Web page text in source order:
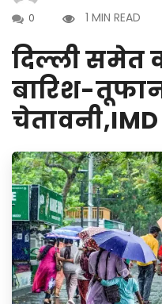
0
1 MIN READ
दिल्ली समेत
बारिश-